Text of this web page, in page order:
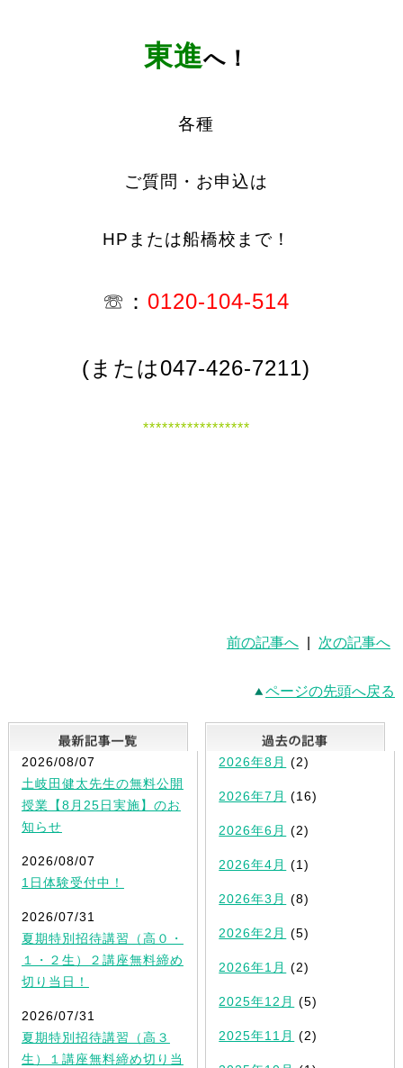
東進へ！
各種
ご質問・お申込は
HPまたは船橋校まで！
☏： 0120-104-514
(または047-426-7211)
*****************
前の記事へ 次の記事へ
ページの先頭へ戻る
最新記事一覧
2026/08/07
土岐田健太先生の無料公開
授業【8月25日実施】のお
知らせ
2026/08/07
1日体験受付中！
2026/07/31
夏期特別招待講習（高０・
１・２生）２講座無料締め
切り当日！
2026/07/31
夏期特別招待講習（高３
生）１講座無料締め切り当
2026年8月 (2)
2026年7月 (16)
2026年6月 (2)
2026年4月 (1)
2026年3月 (8)
2026年2月 (5)
2026年1月 (2)
2025年12月 (5)
2025年11月 (2)